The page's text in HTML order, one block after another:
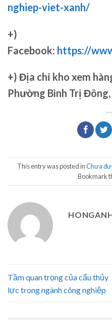
nghiep-viet-xanh/
+)
Facebook: https://
+) Địa chỉ kho xem
Phường Bình Trị Đông,
This entry was posted inChưa
Bookmark
Tầm quan trọng của cẩu thủy
lực trong ngành công nghiệp